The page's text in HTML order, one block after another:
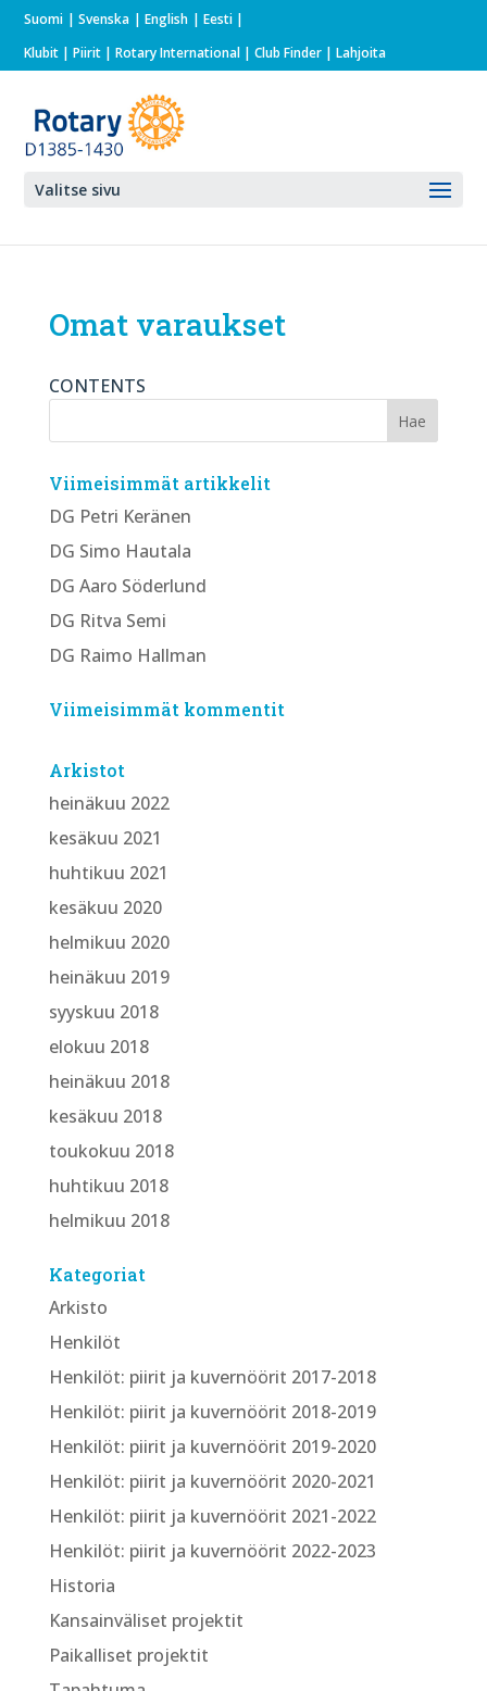
Suomi Svenska English
Eesti
Klubit |Piirit |Rotary International | Club Finder | Lahjoita
Valitse sivu
Omat varaukset
CONTENTS
Viimeisimmät artikkelit
DG Petri Keränen
DG Simo Hautala
DG Aaro Söderlund
DG Ritva Semi
DG Raimo Hallman
Viimeisimmät kommentit
Arkistot
heinäkuu 2022
kesäkuu 2021
huhtikuu 2021
kesäkuu 2020
helmikuu 2020
heinäkuu 2019
syyskuu 2018
elokuu 2018
heinäkuu 2018
kesäkuu 2018
toukokuu 2018
huhtikuu 2018
helmikuu 2018
Kategoriat
Arkisto
Henkilöt
Henkilöt: piirit ja kuvernöörit 2017-2018
Henkilöt: piirit ja kuvernöörit 2018-2019
Henkilöt: piirit ja kuvernöörit 2019-2020
Henkilöt: piirit ja kuvernöörit 2020-2021
Henkilöt: piirit ja kuvernöörit 2021-2022
Henkilöt: piirit ja kuvernöörit 2022-2023
Historia
Kansainväliset projektit
Paikalliset projektit